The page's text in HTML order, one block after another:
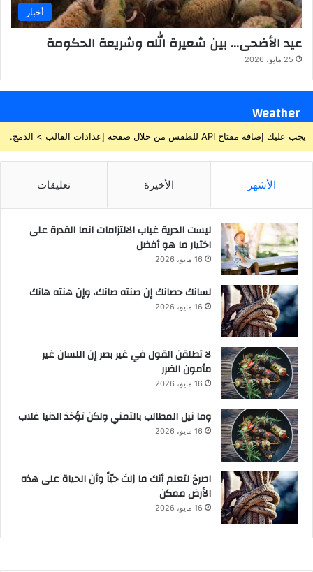
أخبار
عيد الأضحى… بين شعيرة الله وشريعة الحكومة
25 مايو، 2026
Weather
يجب عليك إضافة مفتاح API للطقس من خلال صفحة إعدادات القالب > الدمج.
الأشهر الأخيرة تعليقات
ليست الحرية غياب الالتزامات انما القدرة على
اختيار ما هو أفضل
16 مايو، 2026
لسانك حصانك إن صنته صانك، وإن هنته هانك
16 مايو، 2026
لا تطلقن القول في غير بصر إن اللسان غير
مأمون الضرر
16 مايو، 2026
وما نيل المطالب بالتمني ولكن تؤخذ الدنيا غلاب
16 مايو، 2026
‫اصرخ لتعلم أنك ما زلتَ حيّاً وأن الحياة على هذه
الأرض ممكن
16 مايو، 2026